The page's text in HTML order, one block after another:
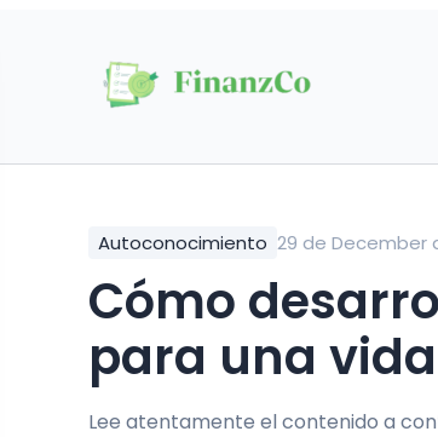
Autoconocimiento 29 de December
Cómo desarrollar el autoconocimiento
para una
Lee atentamente el contenido a